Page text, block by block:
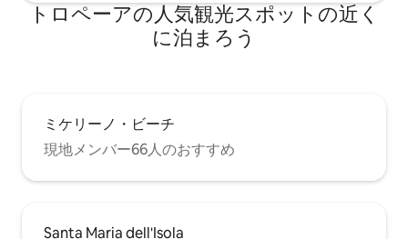
トロペーアの人気観光スポットの近く
に泊まろう
ミケリーノ・ビーチ
現地メンバー66人のおすすめ
Santa Maria dell'Isola